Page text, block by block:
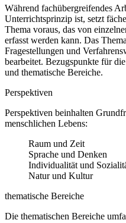
Während fachübergreifendes
Unterrichtsprinzip ist, setzt
Thema voraus, das von
erfasst werden kann. Das
Fragestellungen und
bearbeitet. Bezugspunkte für
und thematische Bereiche.
Perspektiven
Perspektiven beinhalten
menschlichen Lebens:
Raum und Zeit
Sprache und Denken
Individualität und
Natur und Kultur
thematische Bereiche
Die thematischen Bereiche